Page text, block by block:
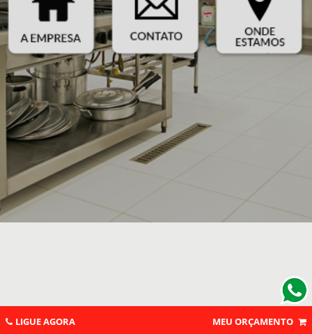
LIGUE AGORA MEU ORÇAMENTO